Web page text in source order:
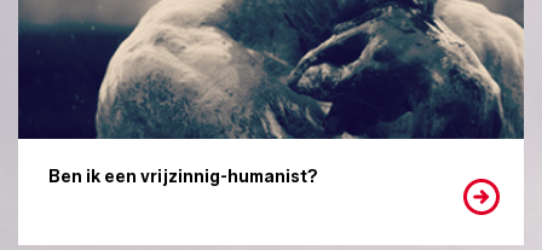
Ben ik een vrijzinnig-humanist?